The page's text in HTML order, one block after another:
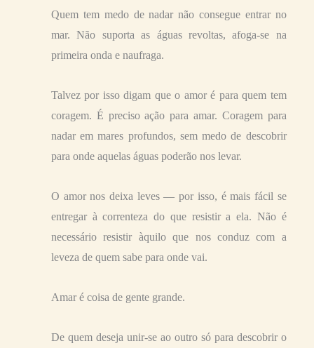
Quem tem medo de nadar não consegue entrar no
mar. Não suporta as águas revoltas, afoga-se na
primeira onda e naufraga.
Talvez por isso digam que o amor é para quem tem
coragem. É preciso ação para amar. Coragem para
nadar em mares profundos, sem medo de descobrir
para onde aquelas águas poderão nos levar.
O amor nos deixa leves — por isso, é mais fácil se
entregar à correnteza do que resistir a ela. Não é
necessário resistir àquilo que nos conduz com a
leveza de quem sabe para onde vai.
Amar é coisa de gente grande.
De quem deseja unir-se ao outro só para descobrir o